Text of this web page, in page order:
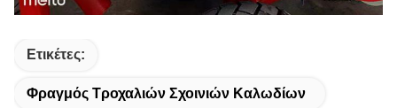
Ετικέτες:
Φραγμός Τροχαλιών Σχοινιών Καλωδίων